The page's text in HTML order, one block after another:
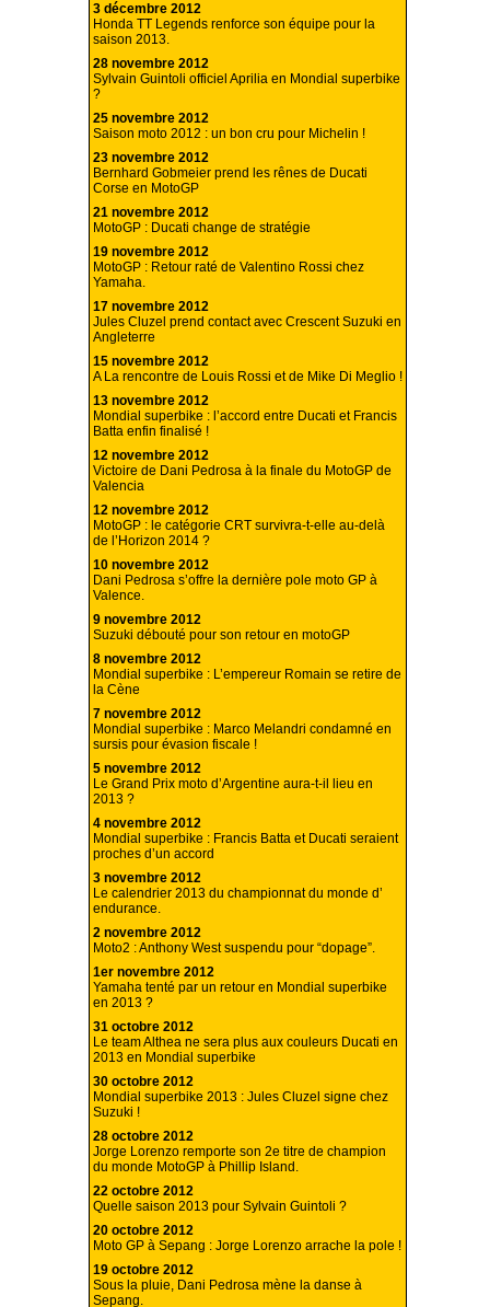
3 décembre 2012
Honda TT Legends renforce son équipe pour la
saison 2013.
28 novembre 2012
Sylvain Guintoli officiel Aprilia en Mondial superbike
?
25 novembre 2012
Saison moto 2012 : un bon cru pour Michelin !
23 novembre 2012
Bernhard Gobmeier prend les rênes de Ducati
Corse en MotoGP
21 novembre 2012
MotoGP : Ducati change de stratégie
19 novembre 2012
MotoGP : Retour raté de Valentino Rossi chez
Yamaha.
17 novembre 2012
Jules Cluzel prend contact avec Crescent Suzuki en
Angleterre
15 novembre 2012
A La rencontre de Louis Rossi et de Mike Di Meglio !
13 novembre 2012
Mondial superbike : l’accord entre Ducati et Francis
Batta enfin finalisé !
12 novembre 2012
Victoire de Dani Pedrosa à la finale du MotoGP de
Valencia
12 novembre 2012
MotoGP : le catégorie CRT survivra-t-elle au-delà
de l’Horizon 2014 ?
10 novembre 2012
Dani Pedrosa s’offre la dernière pole moto GP à
Valence.
9 novembre 2012
Suzuki débouté pour son retour en motoGP
8 novembre 2012
Mondial superbike : L’empereur Romain se retire de
la Cène
7 novembre 2012
Mondial superbike : Marco Melandri condamné en
sursis pour évasion fiscale !
5 novembre 2012
Le Grand Prix moto d’Argentine aura-t-il lieu en
2013 ?
4 novembre 2012
Mondial superbike : Francis Batta et Ducati seraient
proches d’un accord
3 novembre 2012
Le calendrier 2013 du championnat du monde d’
endurance.
2 novembre 2012
Moto2 : Anthony West suspendu pour “dopage”.
1er novembre 2012
Yamaha tenté par un retour en Mondial superbike
en 2013 ?
31 octobre 2012
Le team Althea ne sera plus aux couleurs Ducati en
2013 en Mondial superbike
30 octobre 2012
Mondial superbike 2013 : Jules Cluzel signe chez
Suzuki !
28 octobre 2012
Jorge Lorenzo remporte son 2e titre de champion
du monde MotoGP à Phillip Island.
22 octobre 2012
Quelle saison 2013 pour Sylvain Guintoli ?
20 octobre 2012
Moto GP à Sepang : Jorge Lorenzo arrache la pole !
19 octobre 2012
Sous la pluie, Dani Pedrosa mène la danse à
Sepang.